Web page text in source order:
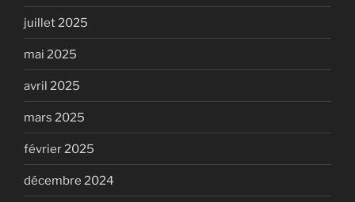
juillet 2025
mai 2025
avril 2025
mars 2025
février 2025
décembre 2024